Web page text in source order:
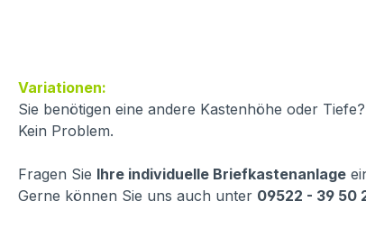
Variationen:
Sie benötigen eine andere Kastenhöhe oder Tiefe?
Kein Problem.
Fragen Sie Ihre individuelle Briefkastenanlage
Gerne können Sie uns auch unter 09522 - 39 50